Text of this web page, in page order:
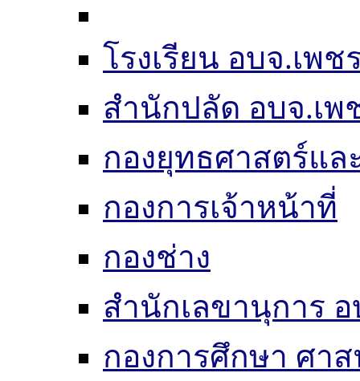
โรงเรียน อบจ.เพ
สำนักปลัด อบจ.เ
กองยุทธศาสตร์แ
กองการเจ้าหน้าที่
กองช่าง
สำนักเลขานุการ อ
กองการศึกษา ศา